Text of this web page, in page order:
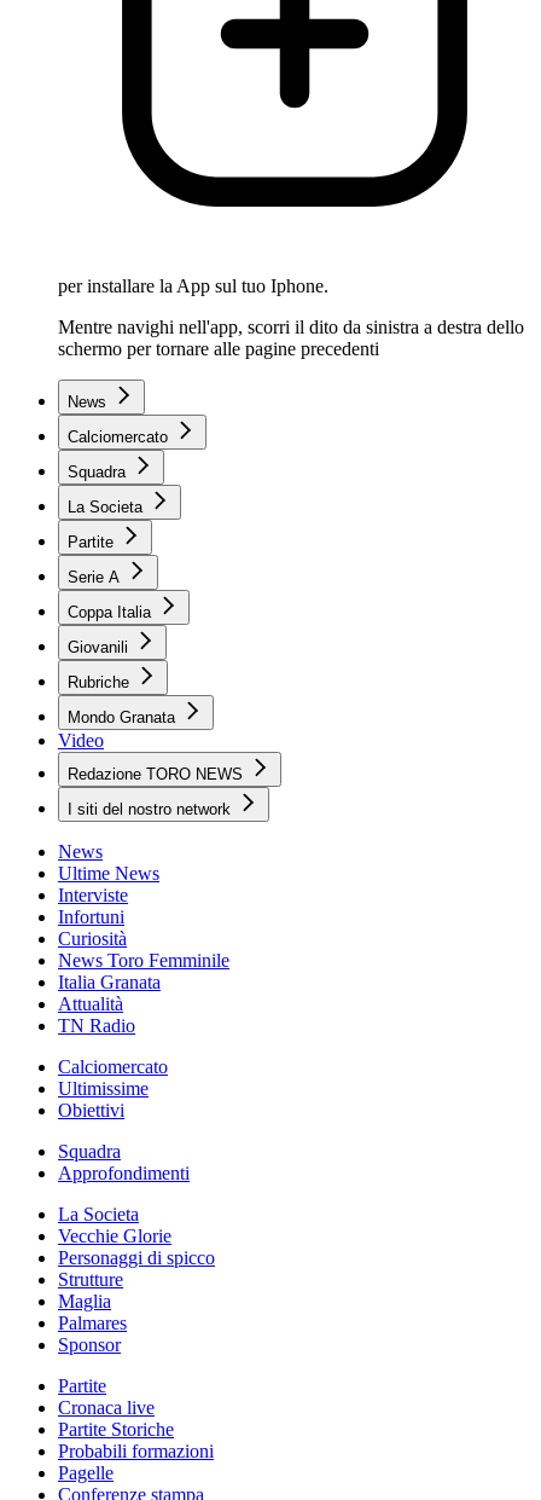
per installare la App sul tuo Iphone.
Mentre navighi nell'app, scorri il dito da sinistra a destra dello
schermo per tornare alle pagine precedenti
News
Calciomercato
Squadra
La Societa
Partite
Serie A
Coppa Italia
Giovanili
Rubriche
Mondo Granata
Video
Redazione TORO NEWS
I siti del nostro network
News
Ultime News
Interviste
Infortuni
Curiosità
News Toro Femminile
Italia Granata
Attualità
TN Radio
Calciomercato
Ultimissime
Obiettivi
Squadra
Approfondimenti
La Societa
Vecchie Glorie
Personaggi di spicco
Strutture
Maglia
Palmares
Sponsor
Partite
Cronaca live
Partite Storiche
Probabili formazioni
Pagelle
Conferenze stampa